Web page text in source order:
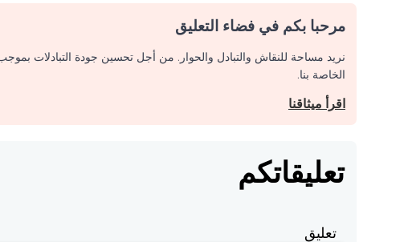
مرحبا بكم في فضاء التعليق
نريد مساحة للنقاش والتبادل والحوار. من أجل تحسين جودة التبادلات
الخاصة بنا.
اقرأ ميثاقنا
تعليقاتكم
تعليق